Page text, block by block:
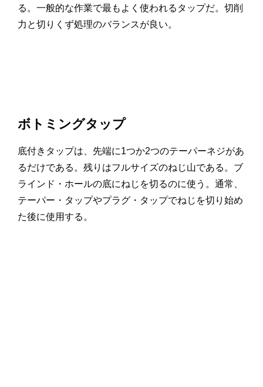
る。一般的な作業で最もよく使われるタップだ。切削
力と切りくず処理のバランスが良い。
ボトミングタップ
底付きタップは、先端に1つか2つのテーパーネジがあ
るだけである。残りはフルサイズのねじ山である。ブ
ラインド・ホールの底にねじを切るのに使う。通常、
テーパー・タップやプラグ・タップでねじを切り始め
た後に使用する。